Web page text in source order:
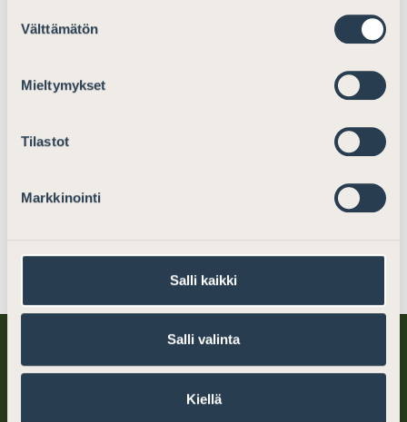
valinta
Välttämätön
Mieltymykset
Tilastot
Markkinointi
Salli kaikki
Salli valinta
Kiellä
Sikow, Eero
, Roschier Asianajotoimisto Oy, Helsinki